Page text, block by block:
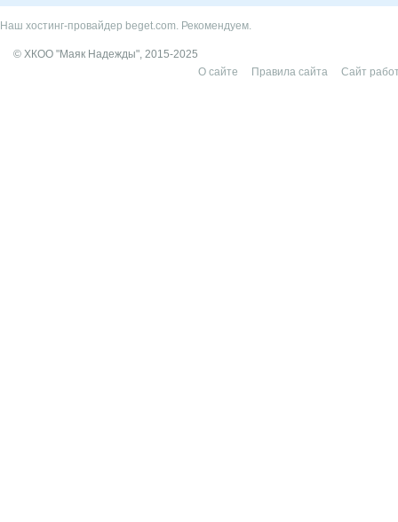
Наш хостинг-провайдер beget.com. Рекомендуем.
© ХКОО "Маяк Надежды", 2015-2025
О сайте
Правила сайта Сайт